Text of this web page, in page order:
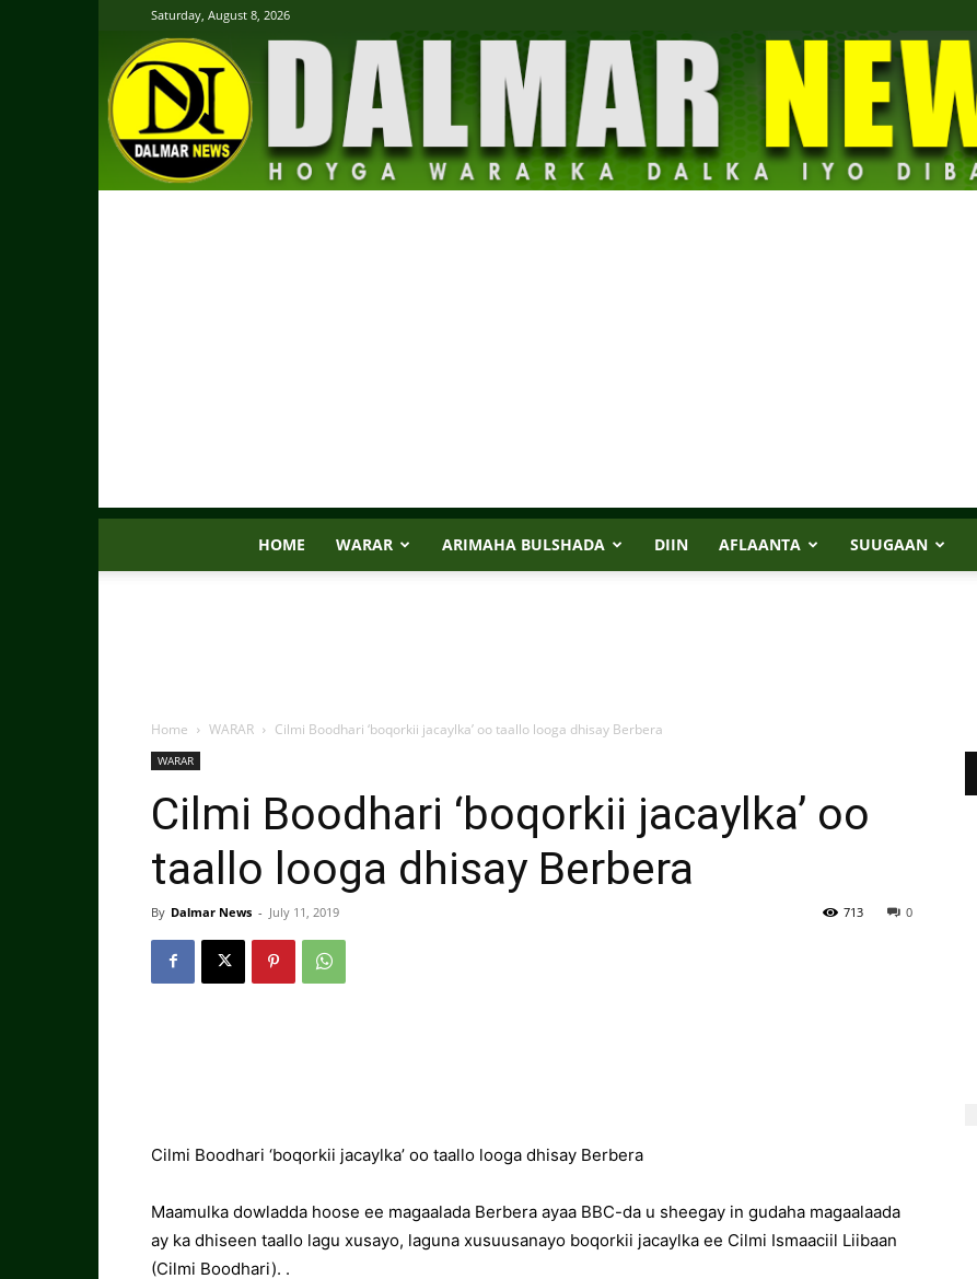
Saturday, August 8, 2026
HOME WARAR ARIMAHA BULSHADA DIIN AFLAANTA SUUGAAN
Home WARAR Cilmi Boodhari ‘boqorkii jacaylka’ oo taallo looga dhisay Berbera
WARAR
Cilmi Boodhari ‘boqorkii jacaylka’ oo
taallo looga dhisay Berbera
By Dalmar News - July 11, 2019 0
713
Cilmi Boodhari ‘boqorkii jacaylka’ oo taallo looga dhisay Berbera
Maamulka dowladda hoose ee magaalada Berbera ayaa BBC-da u sheegay in gudaha magaalaada
ay ka dhiseen taallo lagu xusayo, laguna xusuusanayo boqorkii jacaylka ee Cilmi Ismaaciil Liibaan
(Cilmi Boodhari). .